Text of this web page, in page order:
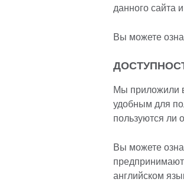
данного сайта
Вы можете
Мы приложили
удобным для
пользуются ли
Вы можете
английском